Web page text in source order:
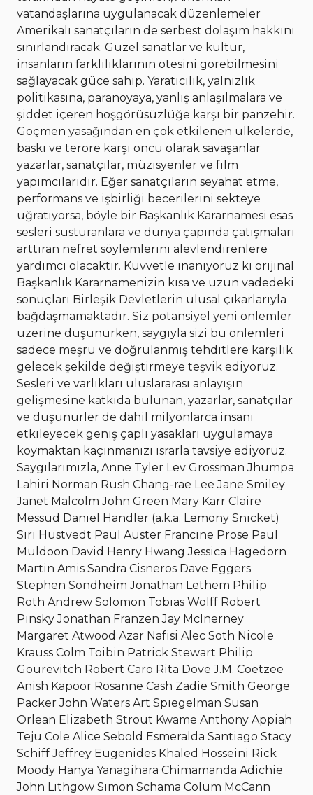
vatandaşlarına uygulanacak düzenlemeler
Amerikalı sanatçıların de serbest dolaşım hakkını
sınırlandıracak. Güzel sanatlar ve kültür,
insanların farklılıklarının ötesini görebilmesini
sağlayacak güce sahip. Yaratıcılık, yalnızlık
politikasına, paranoyaya, yanlış anlaşılmalara ve
şiddet içeren hoşgörüsüzlüğe karşı bir panzehir.
Göçmen yasağından en çok etkilenen ülkelerde,
baskı ve teröre karşı öncü olarak savaşanlar
yazarlar, sanatçılar, müzisyenler ve film
yapımcılarıdır. Eğer sanatçıların seyahat etme,
performans ve işbirliği becerilerini sekteye
uğratıyorsa, böyle bir Başkanlık Kararnamesi esas
sesleri susturanlara ve dünya çapında çatışmaları
arttıran nefret söylemlerini alevlendirenlere
yardımcı olacaktır. Kuvvetle inanıyoruz ki orijinal
Başkanlık Kararnamenizin kısa ve uzun vadedeki
sonuçları Birleşik Devletlerin ulusal çıkarlarıyla
bağdaşmamaktadır. Siz potansiyel yeni önlemler
üzerine düşünürken, saygıyla sizi bu önlemleri
sadece meşru ve doğrulanmış tehditlere karşılık
gelecek şekilde değiştirmeye teşvik ediyoruz.
Sesleri ve varlıkları uluslararası anlayışın
gelişmesine katkıda bulunan, yazarlar, sanatçılar
ve düşünürler de dahil milyonlarca insanı
etkileyecek geniş çaplı yasakları uygulamaya
koymaktan kaçınmanızı ısrarla tavsiye ediyoruz.
Saygılarımızla, Anne Tyler Lev Grossman Jhumpa
Lahiri Norman Rush Chang-rae Lee Jane Smiley
Janet Malcolm John Green Mary Karr Claire
Messud Daniel Handler (a.k.a. Lemony Snicket)
Siri Hustvedt Paul Auster Francine Prose Paul
Muldoon David Henry Hwang Jessica Hagedorn
Martin Amis Sandra Cisneros Dave Eggers
Stephen Sondheim Jonathan Lethem Philip
Roth Andrew Solomon Tobias Wolff Robert
Pinsky Jonathan Franzen Jay McInerney
Margaret Atwood Azar Nafisi Alec Soth Nicole
Krauss Colm Toibin Patrick Stewart Philip
Gourevitch Robert Caro Rita Dove J.M. Coetzee
Anish Kapoor Rosanne Cash Zadie Smith George
Packer John Waters Art Spiegelman Susan
Orlean Elizabeth Strout Kwame Anthony Appiah
Teju Cole Alice Sebold Esmeralda Santiago Stacy
Schiff Jeffrey Eugenides Khaled Hosseini Rick
Moody Hanya Yanagihara Chimamanda Adichie
John Lithgow Simon Schama Colum McCann